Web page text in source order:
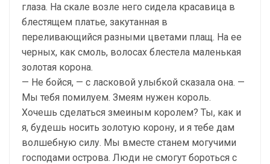
глаза. На скале возле него сидела красавица в
блестящем платье, закутанная в
переливающийся разными цветами плащ. На ее
черных, как смоль, волосах блестела маленькая
золотая корона.
— Не бойся, — с ласковой улыбкой сказала она. —
Мы тебя помилуем. Змеям нужен король.
Хочешь сделаться змеиным королем? Ты, как и
я, будешь носить золотую корону, и я тебе дам
волшебную силу. Мы вместе станем могучими
господами острова. Люди не смогут бороться с